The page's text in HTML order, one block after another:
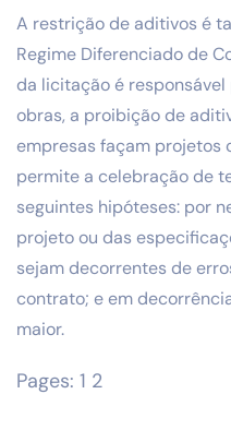
A restrição de aditivos é
Regime Diferenciado de
da licitação é
obras, a proibição de
empresas façam projetos
permite a celebração de
seguintes hipóteses: por
projeto ou das
sejam decorrentes de
contrato; e em
maior.
Pages: 1 2